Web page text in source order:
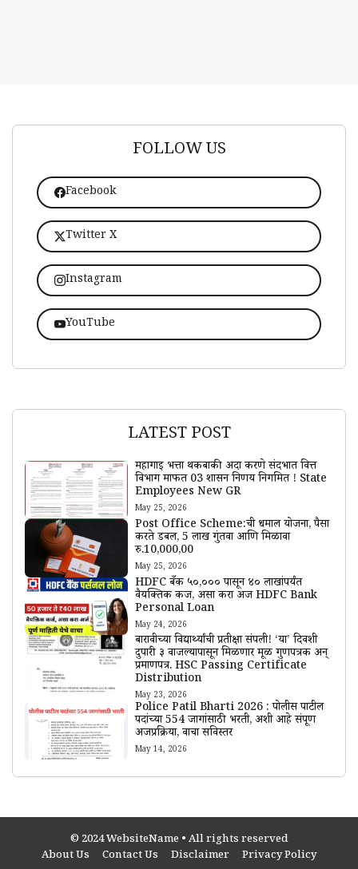
FOLLOW US
Facebook
Twitter X
Instagram
YouTube
LATEST POST
महागाई भत्ता थकबाकी अदा करणे संदर्भात वित्त
विभाग मार्फत 03 शासन निर्णय निर्गमित ! State
Employees New GR
May 25, 2026
Post Office Scheme:ची धमाल योजना, पैसा
करते डबल, 5 लाख गुंतवा आणि मिळावा
रु.10,000,00
May 25, 2026
HDFC बँक ₹५०,००० पासून ₹४० लाखांपर्यंत
वैयक्तिक कर्ज, असा करा अर्ज HDFC Bank
Personal Loan
May 24, 2026
बारावीच्या विद्यार्थ्यांची प्रतीक्षा संपली! ‘या’ दिवशी
दुपारी ३ वाजल्यापासून मिळणार मूळ गुणपत्रक अन्
प्रमाणपत्र. HSC Passing Certificate
Distribution
May 23, 2026
Police Patil Bharti 2026 : पोलीस पाटील
पदांच्या 554 जागांसाठी भरती, अशी आहे संपूर्ण
अर्जप्रक्रिया, वाचा सविस्तर
May 14, 2026
© 2024 WebsiteName • All rights reserved
About Us
Contact Us Disclaimer Privacy Policy